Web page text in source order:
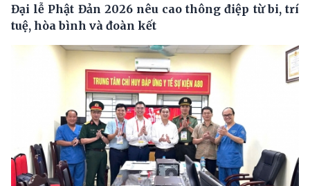
Đại lễ Phật Đản 2026 nêu cao thông điệp từ bi, trí
tuệ, hòa bình và đoàn kết